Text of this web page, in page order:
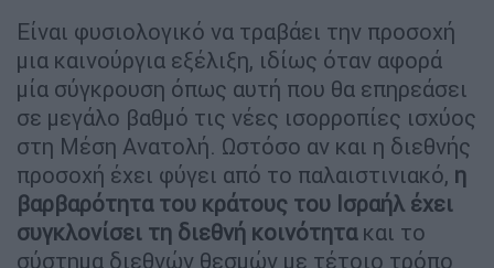
Είναι φυσιολογικό να τραβάει την προσοχή
μια καινούργια εξέλιξη, ιδίως όταν αφορά
μία σύγκρουση όπως αυτή που θα επηρεάσει
σε μεγάλο βαθμό τις νέες ισορροπίες ισχύος
στη Μέση Ανατολή. Ωστόσο αν και η διεθνής
προσοχή έχει φύγει από το παλαιστινιακό, η
βαρβαρότητα του κράτους του Ισραήλ έχει
συγκλονίσει τη διεθνή κοινότητακαι το
σύστημα διεθνών θεσμών με τέτοιο τρόπο